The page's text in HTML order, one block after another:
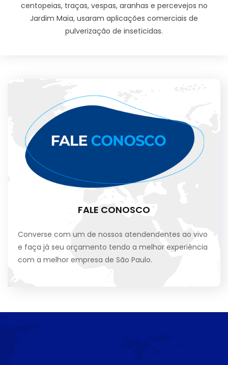
centopeias, traças, vespas, aranhas e percevejos no
Jardim Maia, usaram aplicações comerciais de
pulverização de inseticidas.
FALE CONOSCO
Converse com um de nossos atendendentes ao vivo
e faça já seu orçamento tendo a melhor experiência
com a melhor empresa de São Paulo.